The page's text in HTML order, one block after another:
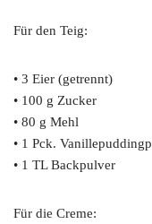
Für den Teig:
• 3 Eier (getrennt)
• 100 g Zucker
• 80 g Mehl
• 1 Pck.
• 1 TL Backpulver
Für die Creme: